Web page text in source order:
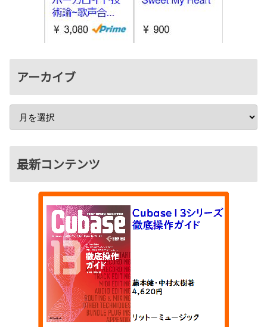
アーカイブ
最新コンテンツ